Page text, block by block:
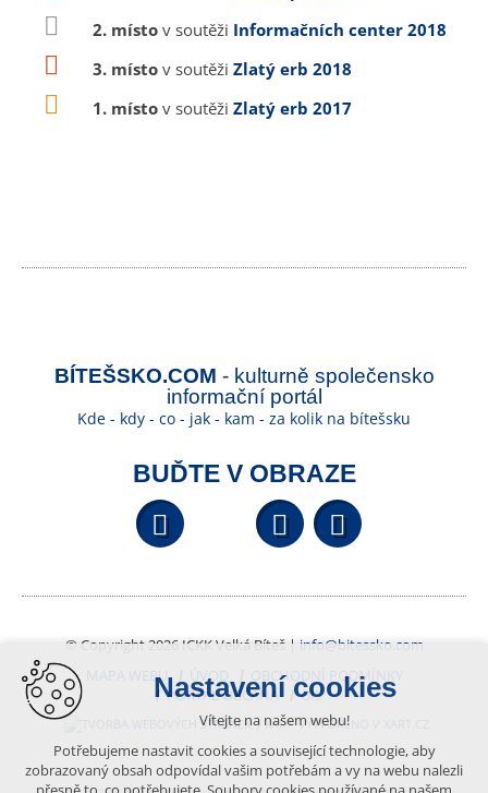
2. místo v soutěži Informačních center 2018
3. místo v soutěži Zlatý erb 2018
1. místo v soutěži Zlatý erb 2017
BÍTEŠSKO.COM - kulturně společensko
informační portál
Kde - kdy - co - jak - kam - za kolik na bítešsku
BUĎTE V OBRAZE
Facebook YouTube
© Copyright 2026 ICKK Velká Bíteš | info@bitessko.com
MAPA WEBU
ÚVOD
OBCHODNÍ PODMÍNKY
PORTÁL OBČANA
GIS
VYTVOŘENO V XART.CZ
Nastavení cookies
Vítejte na našem webu!
Potřebujeme nastavit cookies a související technologie, aby
zobrazovaný obsah odpovídal vašim potřebám a vy na webu nalezli